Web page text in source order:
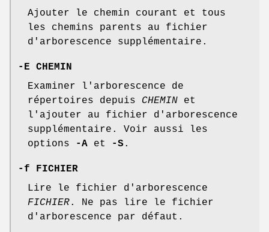
Ajouter le chemin courant et tous
les chemins parents au fichier
d'arborescence supplémentaire.
-E CHEMIN
Examiner l'arborescence de
répertoires depuis CHEMIN et
l'ajouter au fichier d'arborescence
supplémentaire. Voir aussi les
options
-A et -S .
-f FICHIER
Lire le fichier d'arborescence
FICHIER. Ne pas lire le fichier
d'arborescence par défaut.